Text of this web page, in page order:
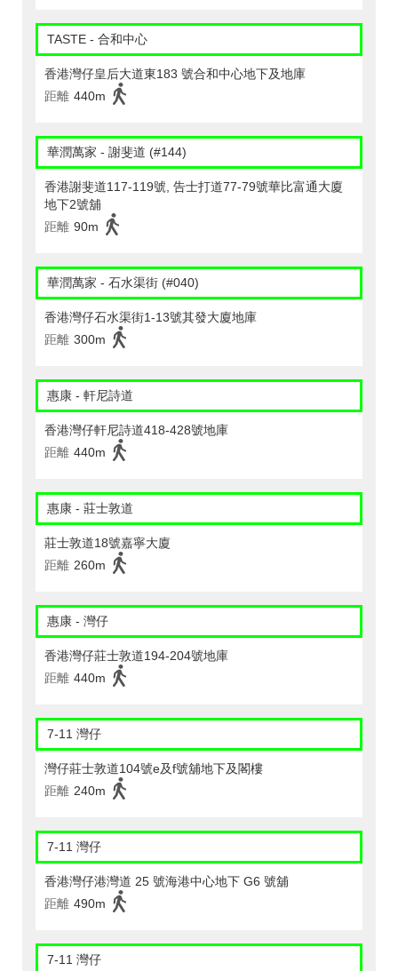
TASTE - 合和中心
香港灣仔皇后大道東183 號合和中心地下及地庫
距離 440m
華潤萬家 - 謝斐道 (#144)
香港謝斐道117-119號, 告士打道77-79號華比富通大廈
地下2號舖
距離 90m
華潤萬家 - 石水渠街 (#040)
香港灣仔石水渠街1-13號其發大廈地庫
距離 300m
惠康 - 軒尼詩道
香港灣仔軒尼詩道418-428號地庫
距離 440m
惠康 - 莊士敦道
莊士敦道18號嘉寧大廈
距離 260m
惠康 - 灣仔
香港灣仔莊士敦道194-204號地庫
距離 440m
7-11 灣仔
灣仔莊士敦道104號e及f號舖地下及閣樓
距離 240m
7-11 灣仔
香港灣仔港灣道 25 號海港中心地下 G6 號舖
距離 490m
7-11 灣仔